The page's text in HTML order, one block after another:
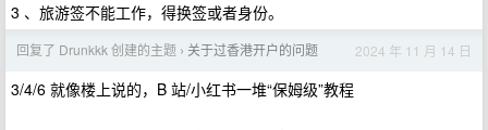
3 、旅游签不能工作，得换签或者身份。
回复了 Drunkkk 创建的主题 › 关于过香港开户的问题 2024 年 11 月 14 日
3/4/6 就像楼上说的，B 站/小红书一堆“保姆级”教程